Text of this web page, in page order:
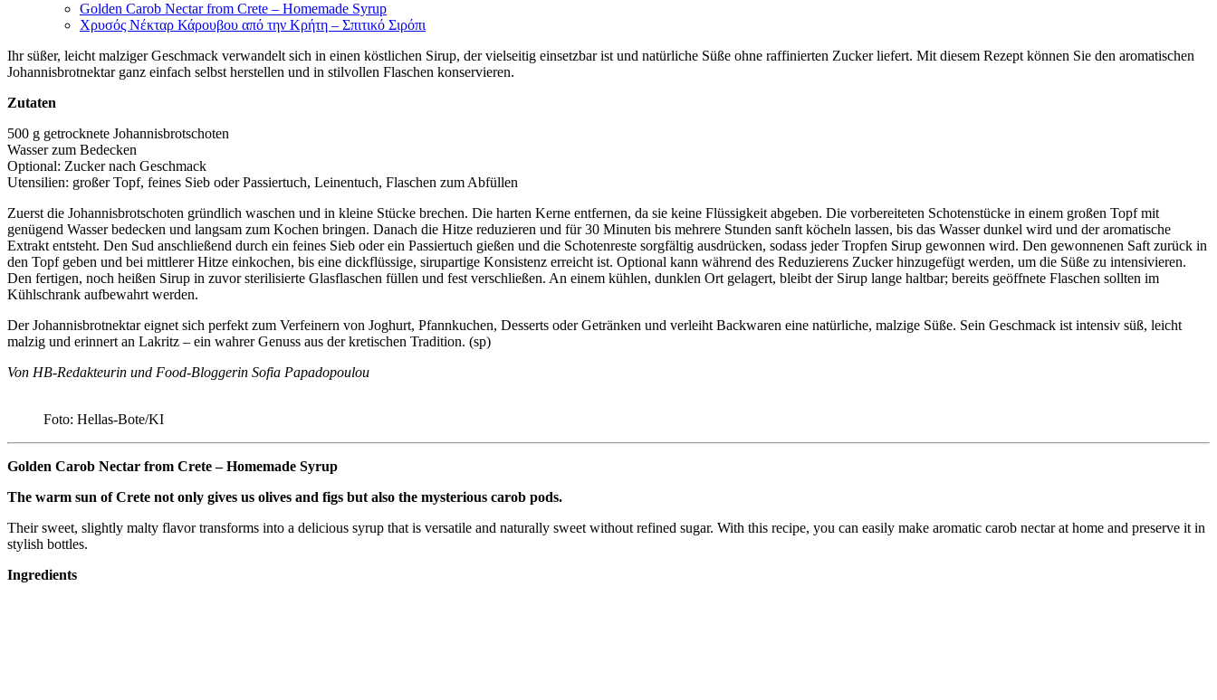
Golden Carob Nectar from Crete – Homemade Syrup
Χρυσός Νέκταρ Κάρουβου από την Κρήτη – Σπιτικό Σιρόπι
Ihr süßer, leicht malziger Geschmack verwandelt sich in einen köstlichen Sirup, der vielseitig einsetzbar ist und natürliche Süße ohne raffinierten Zucker liefert. Mit diesem Rezept können Sie den aromatischen
Johannisbrotnektar ganz einfach selbst herstellen und in stilvollen Flaschen konservieren.
Zutaten
500 g getrocknete Johannisbrotschoten
Wasser zum Bedecken
Optional: Zucker nach Geschmack
Utensilien: großer Topf, feines Sieb oder Passiertuch, Leinentuch, Flaschen zum Abfüllen
Zuerst die Johannisbrotschoten gründlich waschen und in kleine Stücke brechen. Die harten Kerne entfernen, da sie keine Flüssigkeit abgeben. Die vorbereiteten Schotenstücke in einem großen Topf mit
genügend Wasser bedecken und langsam zum Kochen bringen. Danach die Hitze reduzieren und für 30 Minuten bis mehrere Stunden sanft köcheln lassen, bis das Wasser dunkel wird und der aromatische
Extrakt entsteht. Den Sud anschließend durch ein feines Sieb oder ein Passiertuch gießen und die Schotenreste sorgfältig ausdrücken, sodass jeder Tropfen Sirup gewonnen wird. Den gewonnenen Saft zurück in
den Topf geben und bei mittlerer Hitze einkochen, bis eine dickflüssige, sirupartige Konsistenz erreicht ist. Optional kann während des Reduzierens Zucker hinzugefügt werden, um die Süße zu intensivieren.
Den fertigen, noch heißen Sirup in zuvor sterilisierte Glasflaschen füllen und fest verschließen. An einem kühlen, dunklen Ort gelagert, bleibt der Sirup lange haltbar; bereits geöffnete Flaschen sollten im
Kühlschrank aufbewahrt werden.
Der Johannisbrotnektar eignet sich perfekt zum Verfeinern von Joghurt, Pfannkuchen, Desserts oder Getränken und verleiht Backwaren eine natürliche, malzige Süße. Sein Geschmack ist intensiv süß, leicht
malzig und erinnert an Lakritz – ein wahrer Genuss aus der kretischen Tradition. (sp)
Von HB-Redakteurin und Food-Bloggerin Sofia Papadopoulou
Foto: Hellas-Bote/KI
Golden Carob Nectar from Crete – Homemade Syrup
The warm sun of Crete not only gives us olives and figs but also the mysterious carob pods.
Their sweet, slightly malty flavor transforms into a delicious syrup that is versatile and naturally sweet without refined sugar. With this recipe, you can easily make aromatic carob nectar at home and preserve it in
stylish bottles.
Ingredients